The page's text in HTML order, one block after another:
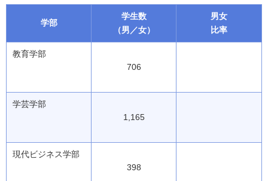
学部
学生数
（男／女）
男女
比率
教育学部
706
学芸学部
1,165
現代ビジネス学部
398